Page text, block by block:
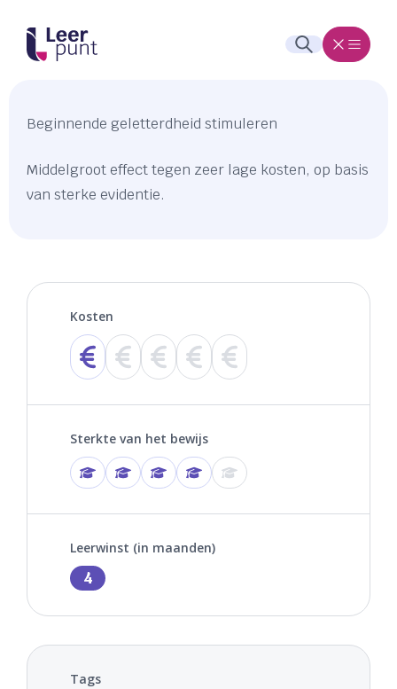
Beginnende geletterdheid stimuleren
Middelgroot effect tegen zeer lage kosten, op basis
van sterke evidentie.
Kosten
Sterkte van het bewijs
Leerwinst (in maanden)
4
Tags